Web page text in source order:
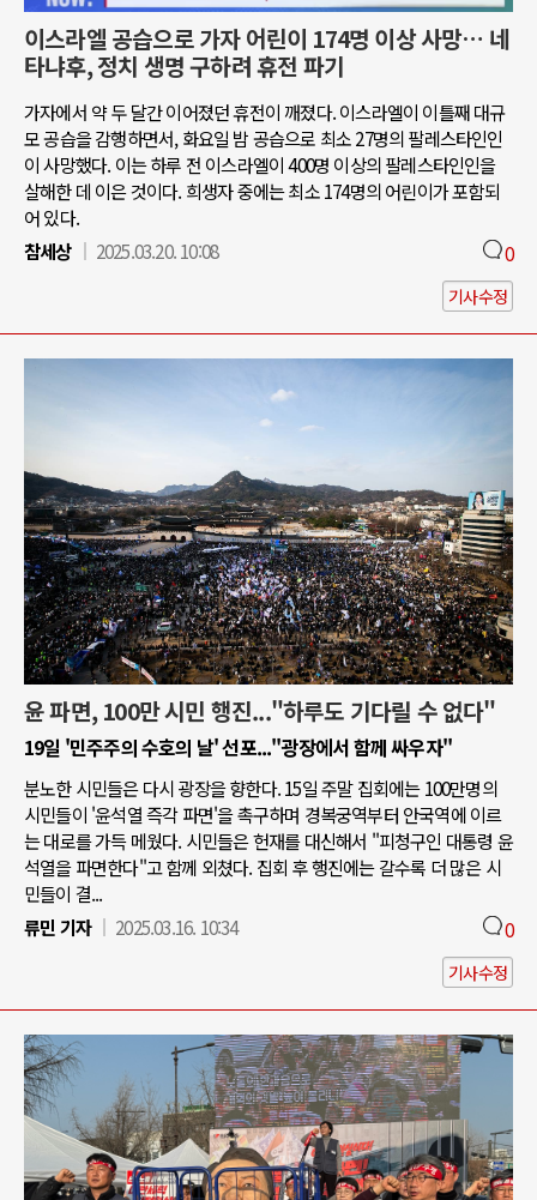
이스라엘 공습으로 가자 어린이 174명 이상 사망… 네
타냐후, 정치 생명 구하려 휴전 파기
가자에서 약 두 달간 이어졌던 휴전이 깨졌다. 이스라엘이 이틀째 대규
모 공습을 감행하면서, 화요일 밤 공습으로 최소 27명의 팔레스타인인
이 사망했다. 이는 하루 전 이스라엘이 400명 이상의 팔레스타인인을
살해한 데 이은 것이다. 희생자 중에는 최소 174명의 어린이가 포함되
어 있다.
참세상
2025.03.20. 10:08 0
기사수정
윤 파면, 100만 시민 행진..."하루도 기다릴 수 없다"
19일 '민주주의 수호의 날' 선포..."광장에서 함께 싸우자"
분노한 시민들은 다시 광장을 향한다. 15일 주말 집회에는 100만명의
시민들이 '윤석열 즉각 파면'을 촉구하며 경복궁역부터 안국역에 이르
는 대로를 가득 메웠다. 시민들은 헌재를 대신해서 "피청구인 대통령 윤
석열을 파면한다"고 함께 외쳤다. 집회 후 행진에는 갈수록 더 많은 시
민들이 결...
류민 기자
2025.03.16. 10:34 0
기사수정